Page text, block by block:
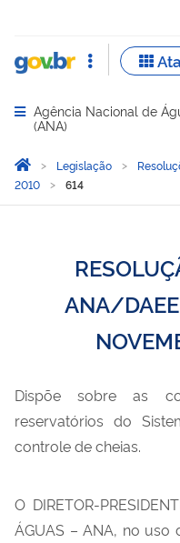
Abrir menu principal
Agência Nacional de
(ANA)
Você está aqui:
Página Inicial
Legislação
2010
614
ANA/
Dispõe sobre as
reservatórios do
controle de cheias.
O DIRETOR-
ÁGUAS – ANA, no